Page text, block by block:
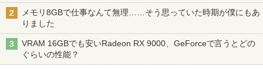
メモリ8GBで仕事なんて無理……そう思っていた時期が僕にもあ
りました
VRAM 16GBでも安いRadeon RX 9000、GeForceで言うとどの
ぐらいの性能？